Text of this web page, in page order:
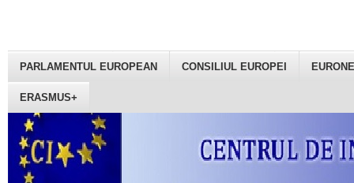
PARLAMENTUL EUROPEAN CONSILIUL EUROPEI
ERASMUS+